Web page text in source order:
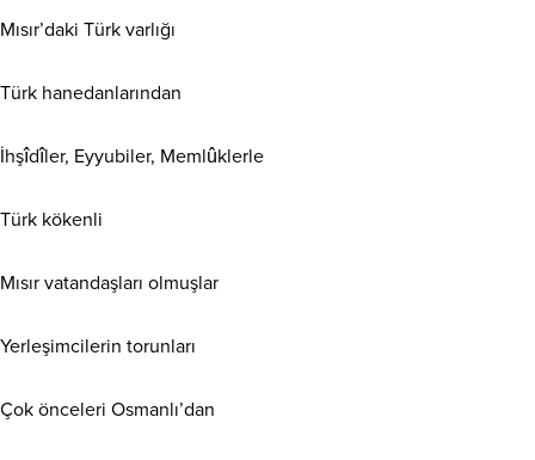
Mısır’daki Türk varlığı
Türk hanedanlarından
İhşîdîler, Eyyubiler, Memlûklerle
Türk kökenli
Mısır vatandaşları olmuşlar
Yerleşimcilerin torunları
Çok önceleri Osmanlı’dan